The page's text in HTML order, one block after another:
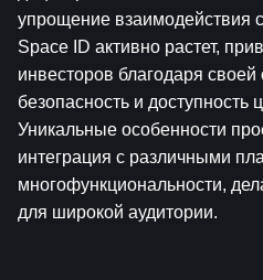
упрощение взаимодействия
Space ID активно растет,
инвесторов благодаря
безопасность и доступность
Уникальные особенности
интеграция с различными
многофункциональности,
для широкой аудитории.